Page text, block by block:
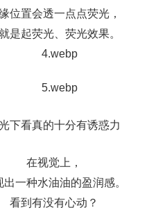
位置会透一点点荧光，
是起荧光、荧光效果。
下看真的十分有诱惑力
在视觉上，
出一种水油油的盈润感。
看到有没有心动？